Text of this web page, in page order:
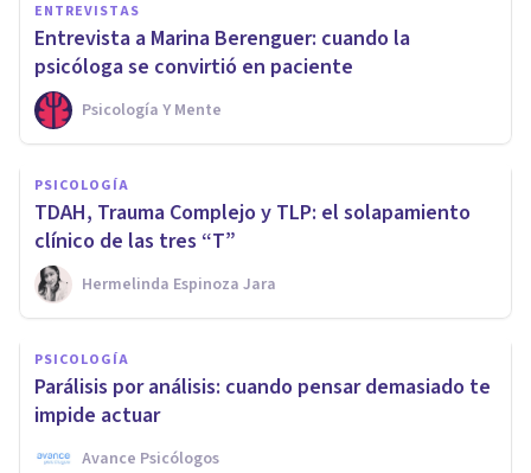
ENTREVISTAS
Entrevista a Marina Berenguer: cuando la
psicóloga se convirtió en paciente
Psicología Y Mente
PSICOLOGÍA
TDAH, Trauma Complejo y TLP: el solapamiento
clínico de las tres “T”
Hermelinda Espinoza Jara
PSICOLOGÍA
Parálisis por análisis: cuando pensar demasiado te
impide actuar
Avance Psicólogos